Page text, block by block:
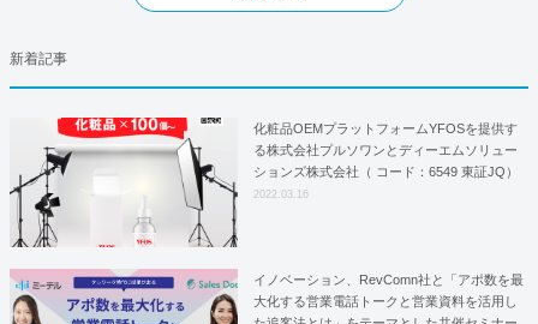
新着記事
化粧品OEMプラットフォームYFOSを提供す
る株式会社プルソワンとディーエムソリュー
ションズ株式会社（ コード：6549 東証JQ）
はYFOSにおけるロジスティクスパートナー
2022.03.16
イノベーション、RevComn社と「アポ数を最
大化する営業電話トークと営業資料を活用し